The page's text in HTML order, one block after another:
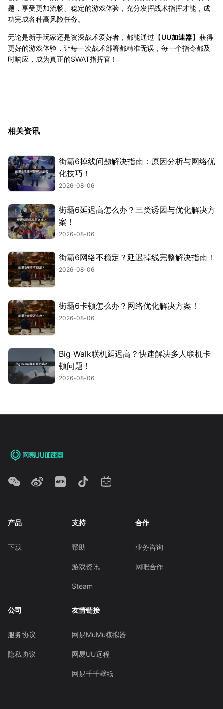
题，享受更加流畅、稳定的游戏体验，充分发挥战术指挥才能，成
功完成各种高风险任务。
无论是新手玩家还是资深战术爱好者，都能通过【UU加速器】获得
更好的游戏体验，让每一次战术部署都精准无误，每一个指令都及
时响应，成为真正的SWAT指挥官！
相关资讯
街霸6掉线问题解决指南：原因分析与网络优
化技巧！
2026-08-06
街霸6延迟高怎么办？三类诱因与优化解决方
案！
2026-08-06
街霸6网络不稳定？延迟掉线完整解决指南！
2026-08-06
街霸6卡顿怎么办？网络优化解决方案！
2026-08-06
Big Walk联机延迟高？快速解决多人联机卡
顿问题！
2026-08-06
产品
下载
支持
帮助
游戏资讯
Steam
合作
业务咨询
网吧合作
公司
服务协议
隐私协议
友情链接
网易MuMu模拟器
网易UU远程
网易千千壁纸